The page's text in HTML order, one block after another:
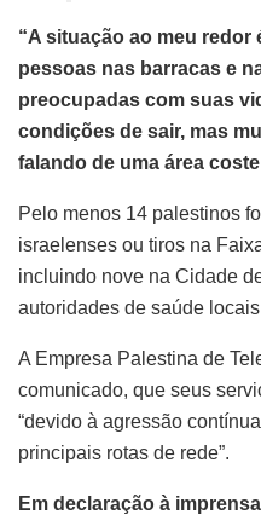
“A situação ao meu
pessoas nas barracas e
preocupadas com suas
condições de sair, mas
falando de uma área
Pelo menos 14 palestinos
israelenses ou tiros na
incluindo nove na Cidade
autoridades de saúde
A Empresa Palestina de
comunicado, que seus
“devido à agressão
principais rotas de rede”.
Em declaração à